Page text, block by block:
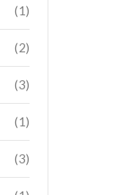
(1)
(2)
(3)
(1)
(3)